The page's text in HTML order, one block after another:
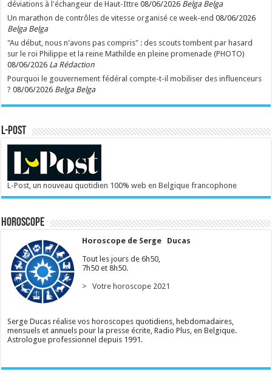
déviations à l'échangeur de Haut-Ittre 08/06/2026 Belga Belga
Un marathon de contrôles de vitesse organisé ce week-end 08/06/2026
Belga Belga
"Au début, nous n'avons pas compris" : des scouts tombent par hasard
sur le roi Philippe et la reine Mathilde en pleine promenade (PHOTO)
08/06/2026 La Rédaction
Pourquoi le gouvernement fédéral compte-t-il mobiliser des influenceurs
? 08/06/2026 Belga Belga
L-POST
L-Post, un nouveau quotidien 100% web en Belgique francophone
Horoscope
Horoscope de Serge Ducas
Tout les jours de 6h50,
7h50 et 8h50.
> Votre horoscope 2021
Serge Ducas réalise vos horoscopes quotidiens, hebdomadaires,
mensuels et annuels pour la presse écrite, Radio Plus, en Belgique.
Astrologue professionnel depuis 1991.